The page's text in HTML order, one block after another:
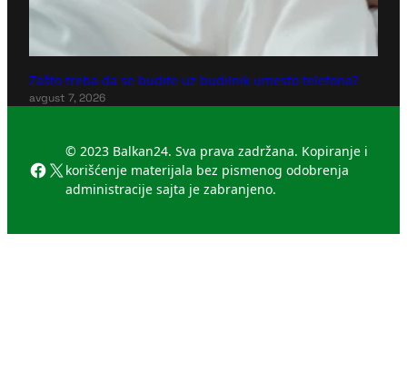
Zašto treba da se budite uz budilnik umesto telefona?
avgust 7, 2026
Facebook
X
© 2023 Balkan24. Sva prava zadržana. Kopiranje i
korišćenje materijala bez pismenog odobrenja
administracije sajta je zabranjeno.